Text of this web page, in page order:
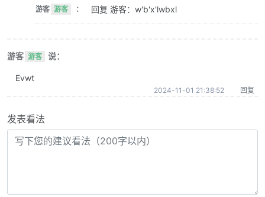
游客 游客 ： 回复 游客：w'b'x'lwbxl
游客 游客 说：
Evwt
2024-11-01 21:38:52 回复
发表看法